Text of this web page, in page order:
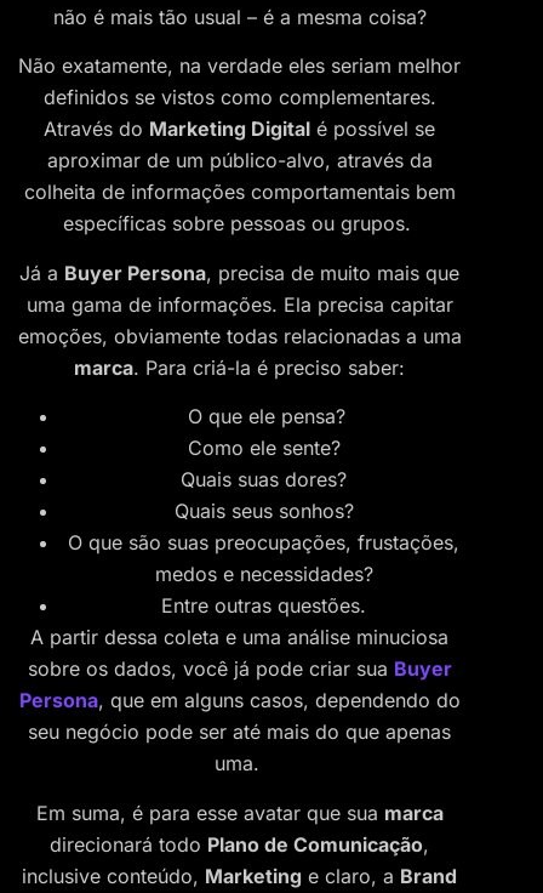
não é mais tão usual – é a mesma coisa?
Não exatamente, na verdade eles seriam melhor
definidos se vistos como complementares.
Através do Marketing Digital é possível se
aproximar de um público-alvo, através da
colheita de informações comportamentais bem
específicas sobre pessoas ou grupos.
Já a Buyer Persona, precisa de muito mais que
uma gama de informações. Ela precisa capitar
emoções, obviamente todas relacionadas a uma
marca. Para criá-la é preciso saber:
O que ele pensa?
Como ele sente?
Quais suas dores?
Quais seus sonhos?
O que são suas preocupações, frustações,
medos e necessidades?
Entre outras questões.
A partir dessa coleta e uma análise minuciosa
sobre os dados, você já pode criar sua Buyer
Persona, que em alguns casos, dependendo do
seu negócio pode ser até mais do que apenas
uma.
Em suma, é para esse avatar que sua marca
direcionará todo Plano de Comunicação,
inclusive conteúdo, Marketing e claro, a Brand